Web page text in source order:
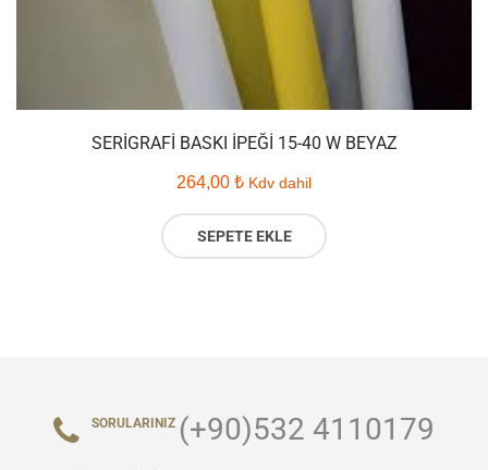
SERIGRAFI BASKI İPEĞI 15-40 W BEYAZ
264,00 ₺ Kdv dahil
SEPETE EKLE
SORULARINIZ (+90)532 4110179